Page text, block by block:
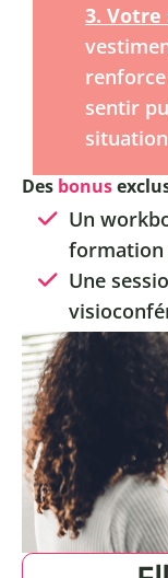
3.
sentir
Des bonus
Un
formation
Une